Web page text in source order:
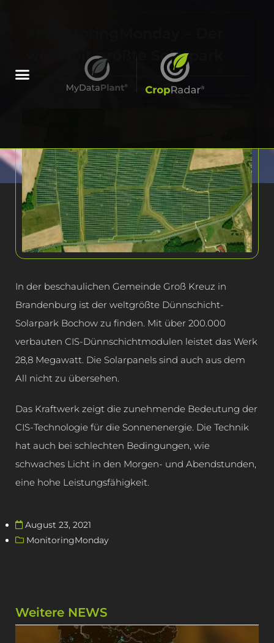
weltweit größte Solarpark
In der beschaulichen Gemeinde Groß Kreuz in
Brandenburg ist der weltgrößte Dünnschicht-
Solarpark Bochow zu finden. Mit über 200.000
verbauten CIS-Dünnschichtmodulen leistet das Werk
28,8 Megawatt. Die Solarpanels sind auch aus dem
All nicht zu übersehen.
Das Kraftwerk zeigt die zunehmende Bedeutung der
CIS-Technologie für die Sonnenenergie. Die Technik
hat auch bei schlechten Bedingungen, wie
schwaches Licht in den Morgen- und Abendstunden,
eine hohe Leistungsfähigkeit.
August 23, 2021
MonitoringMonday
Weitere NEWS